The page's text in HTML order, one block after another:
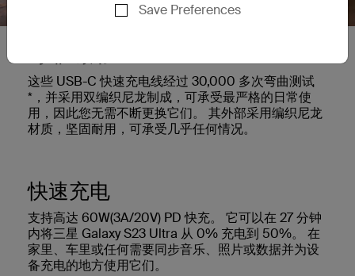
Save Preferences
这些 USB-C 快速充电线经过 30,000 多次弯曲测试
*，并采用双编织尼龙制成，可承受最严格的日常使
用，因此您无需不断更换它们。 其外部采用编织尼龙
材质，坚固耐用，可承受几乎任何情况。
快速充电
支持高达 60W(3A/20V) PD 快充。 它可以在 27 分钟
内将三星 Galaxy S23 Ultra 从 0% 充电到 50%。 在
家里、车里或任何需要同步音乐、照片或数据并为设
备充电的地方使用它们。